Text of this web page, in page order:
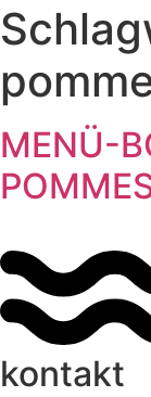
MENÜ-
kontakt